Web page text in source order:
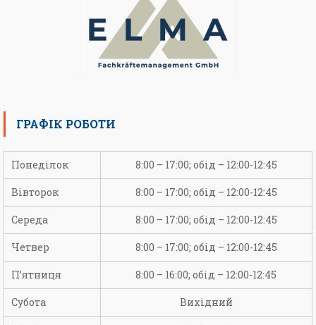
ГРАФІК РОБОТИ
Понеділок 8:00 – 17:00; обід – 12:00-12:45
Вівторок 8:00 – 17:00; обід – 12:00-12:45
Середа 8:00 – 17:00; обід – 12:00-12:45
Четвер 8:00 – 17:00; обід – 12:00-12:45
П’ятниця 8:00 – 16:00; обід – 12:00-12:45
Субота Вихідний